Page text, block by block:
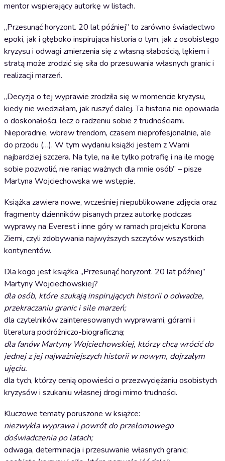
mentor wspierający autorkę w listach.
„Przesunąć horyzont. 20 lat później” to zarówno świadectwo
epoki, jak i głęboko inspirująca historia o tym, jak z osobistego
kryzysu i odwagi zmierzenia się z własną słabością, lękiem i
stratą może zrodzić się siła do przesuwania własnych granic i
realizacji marzeń.
„Decyzja o tej wyprawie zrodziła się w momencie kryzysu,
kiedy nie wiedziałam, jak ruszyć dalej. Ta historia nie opowiada
o doskonałości, lecz o radzeniu sobie z trudnościami.
Nieporadnie, wbrew trendom, czasem nieprofesjonalnie, ale
do przodu (…). W tym wydaniu książki jestem z Wami
najbardziej szczera. Na tyle, na ile tylko potrafię i na ile mogę
sobie pozwolić, nie raniąc ważnych dla mnie osób” – pisze
Martyna Wojciechowska we wstępie.
Książka zawiera nowe, wcześniej niepublikowane zdjęcia oraz
fragmenty dzienników pisanych przez autorkę podczas
wyprawy na Everest i inne góry w ramach projektu Korona
Ziemi, czyli zdobywania najwyższych szczytów wszystkich
kontynentów.
Dla kogo jest książka „Przesunąć horyzont. 20 lat później”
Martyny Wojciechowskiej?
dla osób, które szukają inspirujących historii o odwadze,
przekraczaniu granic i sile marzeń;
dla czytelników zainteresowanych wyprawami, górami i
literaturą podróżniczo-biograficzną;
dla fanów Martyny Wojciechowskiej, którzy chcą wrócić do
jednej z jej najważniejszych historii w nowym, dojrzałym
ujęciu.
dla tych, którzy cenią opowieści o przezwyciężaniu osobistych
kryzysów i szukaniu własnej drogi mimo trudności.
Kluczowe tematy poruszone w książce:
niezwykła wyprawa i powrót do przełomowego
doświadczenia po latach;
odwaga, determinacja i przesuwanie własnych granic;